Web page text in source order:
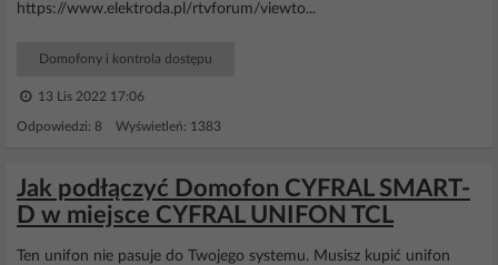
https://www.elektroda.pl/rtvforum/viewto...
Domofony i kontrola dostępu
13 Lis 2022 17:06
Odpowiedzi: 8 Wyświetleń: 1383
Jak podłączyć Domofon CYFRAL SMART-
D w miejsce CYFRAL UNIFON TCL
Ten unifon nie pasuje do Twojego systemu. Musisz kupić unifon